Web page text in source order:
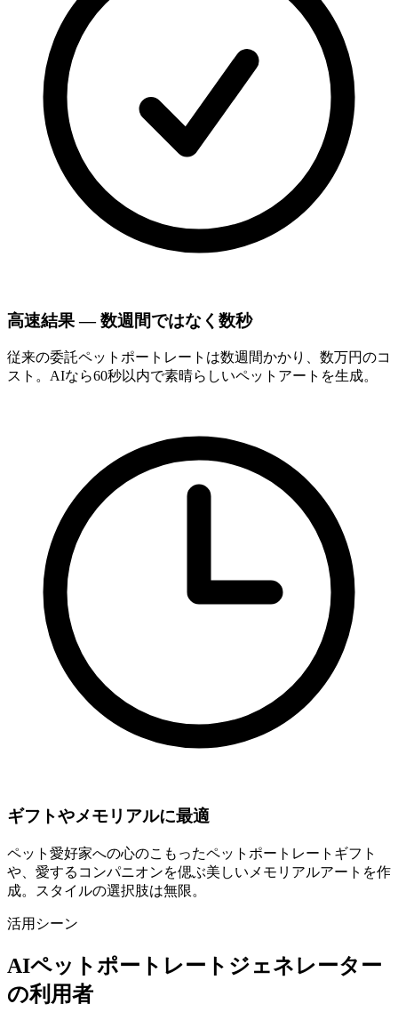
高速結果 — 数週間ではなく数秒
従来の委託ペットポートレートは数週間かかり、数万円のコ
スト。AIなら60秒以内で素晴らしいペットアートを生成。
ギフトやメモリアルに最適
ペット愛好家への心のこもったペットポートレートギフト
や、愛するコンパニオンを偲ぶ美しいメモリアルアートを作
成。スタイルの選択肢は無限。
活用シーン
AIペットポートレートジェネレーター
の利用者